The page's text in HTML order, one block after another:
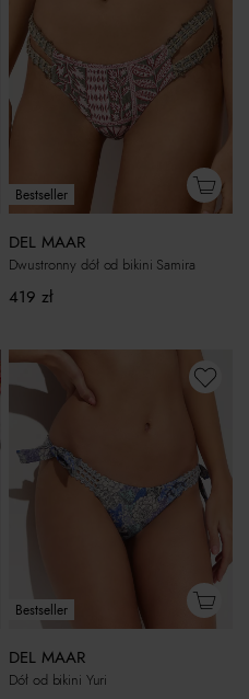
Bestseller
DEL MAAR
Dwustronny dół od bikini Samira
419 zł
Bestseller
DEL MAAR
Dół od bikini Yuri